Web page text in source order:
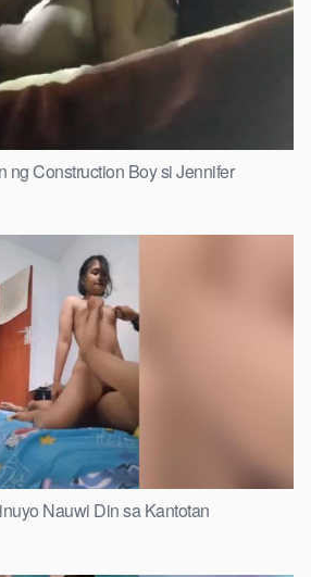
ng Construction Boy si Jennifer
Nauwi Din sa Kantotan